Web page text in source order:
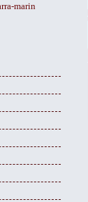
marin